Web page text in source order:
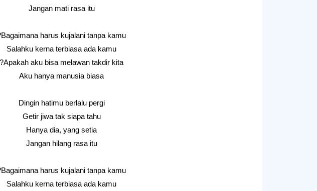
Jangan mati rasa itu
Bagaimana harus kujalani tanpa kamu?
Salahku kerna terbiasa ada kamu
Apakah aku bisa melawan takdir kita?
Aku hanya manusia biasa
Dingin hatimu berlalu pergi
Getir jiwa tak siapa tahu
Hanya dia, yang setia
Jangan hilang rasa itu
Bagaimana harus kujalani tanpa kamu?
Salahku kerna terbiasa ada kamu